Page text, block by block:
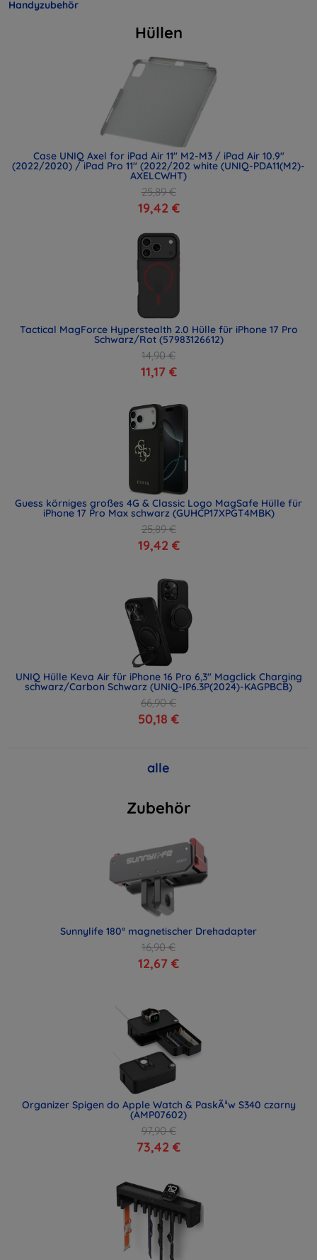
Handyzubehör
Hüllen
Case UNIQ Axel for iPad Air 11" M2-M3 / iPad Air 10.9"
(2022/2020) / iPad Pro 11" (2022/202 white (UNIQ-PDA11(M2)-
AXELCWHT)
25,89 €
19,42 €
Tactical MagForce Hyperstealth 2.0 Hülle für iPhone 17 Pro
Schwarz/Rot (57983126612)
14,90 €
11,17 €
Guess körniges großes 4G & Classic Logo MagSafe Hülle für
iPhone 17 Pro Max schwarz (GUHCP17XPGT4MBK)
25,89 €
19,42 €
UNIQ Hülle Keva Air für iPhone 16 Pro 6,3" Magclick Charging
schwarz/Carbon Schwarz (UNIQ-IP6.3P(2024)-KAGPBCB)
66,90 €
50,18 €
alle
Zubehör
Sunnylife 180° magnetischer Drehadapter
16,90 €
12,67 €
Organizer Spigen do Apple Watch & PaskÃ³w S340 czarny
(AMP07602)
97,90 €
73,42 €